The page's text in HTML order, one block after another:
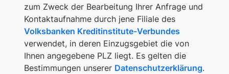
zum Zweck der Bearbeitung Ihrer Anfrage und
Kontaktaufnahme durch jene Filiale des
Volksbanken Kreditinstitute-Verbundes
verwendet, in deren Einzugsgebiet die von
Ihnen angegebene PLZ liegt. Es gelten die
Bestimmungen unserer Datenschutzerklärung.